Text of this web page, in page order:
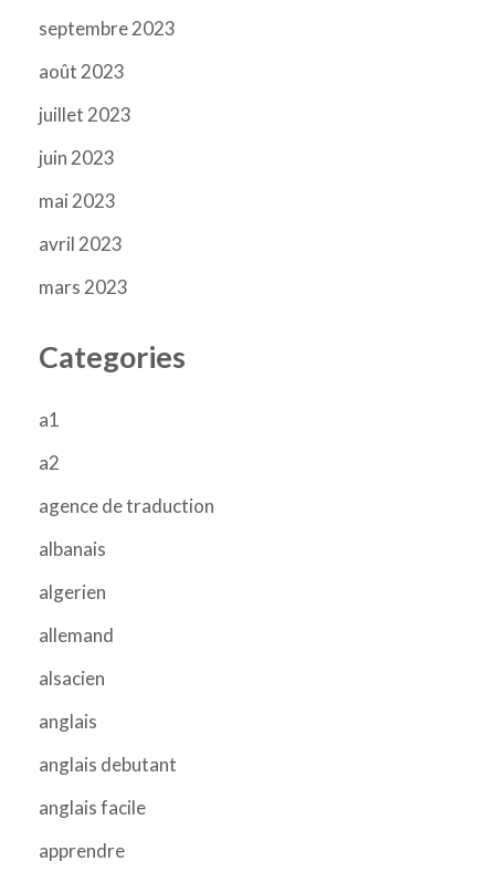
septembre 2023
août 2023
juillet 2023
juin 2023
mai 2023
avril 2023
mars 2023
Categories
a1
a2
agence de traduction
albanais
algerien
allemand
alsacien
anglais
anglais debutant
anglais facile
apprendre